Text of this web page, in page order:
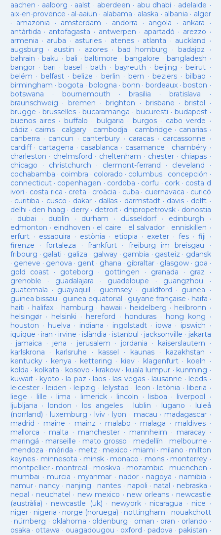
aachen · aalborg · aalst · aberdeen · abu dhabi · adelaide ·
aix-en-provence · al-aaiun · alabama · alaska · albania · alger
· amazonia · amsterdam · andorra · angola · ankara ·
antàrtida · antofagasta · antwerpen · apartadó · arezzo ·
armenia · aruba · asturies· atenes· atlanta · auckland ·
augsburg · austin · azores·bad homburg ·badajoz ·
bahrain ·baku · bali ·baltimore ·bangalore · bangladesh ·
bangor· bari ·basel ·bath · bayreuth ·beijing ·beirut ·
belém · belfast· belize · berlin ·bern ·beziers ·bilbao ·
birmingham · bogota · bologna ·bonn ·bordeaux ·boston ·
botswana · bournemouth ·brasilia ·bratislava ·
braunschweig · bremen ·brighton · brisbane · bristol ·
brugge · brusselles· bucaramanga · bucuresti · budapest·
buenos aires· buffalo · bulgaria · burgos· cabo verde ·
cádiz · cairns· calgary · cambodja · cambridge · canarias·
canberra · cancun · canterbury · caracas · carcassonne ·
cardiff· cartagena · casablanca · casamance · chambéry·
charleston · chelmsford · cheltenham · chester· chiapas ·
chicago · christchurch · clermont-ferrand · cleveland ·
cochabamba · coimbra · colorado · columbus· concepción ·
connecticut· copenhagen · cordoba · corfu · cork · costa d
ivori · costa rica · creta · croàcia · cuba · cuernavaca · curicó
· curitiba · cusco · dakar · dallas · darmstadt· davis · delft ·
delhi · den haag · derry· detroit· dnipropetrovsk· donostia
· dubai · dublín · durham · düsseldorf· edinburgh ·
edmonton · eindhoven · el caire · el salvador · enniskillen ·
erfurt· essaouira · estònia · etiopia · exeter· fes· fiji ·
firenze ·fortaleza · frankfurt· freiburg im breisgau ·
fribourg · galati · galiza · galway· gambia · gasteiz · gdansk
· geneve · genova · gent· ghana · gibraltar· glasgow· goa ·
gold coast · goteborg · gottingen · granada · graz ·
grenoble · guadalajara · guadeloupe · guangzhou ·
guatemala · guayaquil · guernsey· guildford · guinea ·
guinea bissau · guinea equatorial · guyane française · haifa ·
haiti · halifax · hamburg · hawaii · heidelberg · heilbronn ·
helsingør· helsinki · hereford · honduras· hong kong ·
houston · huelva · indiana · ingolstadt· iowa · ipswich ·
iquique · iran · irvine · islàndia · istanbul · jacksonville · jakarta
· jamaica · jena · jerusalem · jordania · kaiserslautern ·
karlskrona · karlsruhe · kassel · kaunas· kazakhstan ·
kentucky· kenya · kettering · kiev· klagenfurt · koeln ·
kolda · kolkata · kosovo · krakow· kuala lumpur · kunming ·
kuwait· kyoto · la paz · laos· las vegas· lausanne · leeds ·
leicester· leiden · leipzig · lelystad · leon · letònia · liberia ·
liege · lille · lima · limerick· lincoln · lisboa · liverpool ·
ljubljana · london · los angeles· lublin · lugano · luleå
(norrland) · luxemburg · lviv · lyon · macau · madagascar·
madrid · maine · mainz · malabo · malaga · maldives·
mallorca · malta · manchester· mannheim · maracay·
maringá · marseille · mato grosso · medellín · melbourne ·
mendoza · mérida · metz · mexico · miami · milano · milton
keynes· minnesota · minsk · monaco · mons · monterrey ·
montpellier· montreal · moskva · mozambic· muenchen ·
mumbai · murcia · myanmar· nador · nagoya · namibia ·
namur· nancy · nanjing · nantes · napoli · natal · nebraska ·
nepal · neuchatel · new mexico · new orleans· newcastle
(austràlia) · newcastle (uk) · newyork· nicaragua · nice ·
niger· nigeria · norge (noruega) · nottingham · nouakchott
· nürnberg · oklahoma · oldenburg · oman · oran · orlando ·
osaka · ottawa · ouagadougou · oxford ·padova ·pakistan ·